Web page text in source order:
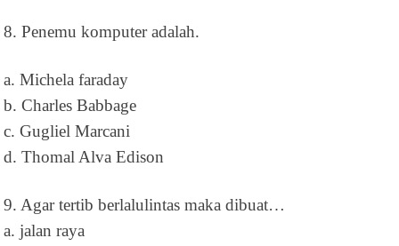
8. Penemu komputer adalah.
a. Michela faraday
b. Charles Babbage
c. Gugliel Marcani
d. Thomal Alva Edison
9. Agar tertib berlalulintas maka dibuat…
a. jalan raya